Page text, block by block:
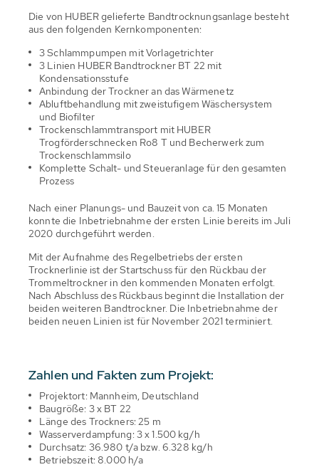
Die von HUBER gelieferte Bandtrocknungsanlage besteht
aus den folgenden Kernkomponenten:
3 Schlammpumpen mit Vorlagetrichter
3 Linien HUBER Bandtrockner BT 22 mit
Kondensationsstufe
Anbindung der Trockner an das Wärmenetz
Abluftbehandlung mit zweistufigem Wäschersystem
und Biofilter
Trockenschlammtransport mit HUBER
Trogförderschnecken Ro8 T und Becherwerk zum
Trockenschlammsilo
Komplette Schalt- und Steueranlage für den gesamten
Prozess
Nach einer Planungs- und Bauzeit von ca. 15 Monaten
konnte die Inbetriebnahme der ersten Linie bereits im Juli
2020 durchgeführt werden.
Mit der Aufnahme des Regelbetriebs der ersten
Trocknerlinie ist der Startschuss für den Rückbau der
Trommeltrockner in den kommenden Monaten erfolgt.
Nach Abschluss des Rückbaus beginnt die Installation der
beiden weiteren Bandtrockner. Die Inbetriebnahme der
beiden neuen Linien ist für November 2021 terminiert.
Zahlen und Fakten zum Projekt:
Projektort: Mannheim, Deutschland
Baugröße: 3 x BT 22
Länge des Trockners: 25 m
Wasserverdampfung: 3 x 1.500 kg/h
Durchsatz: 36.980 t/a bzw. 6.328 kg/h
Betriebszeit: 8.000 h/a